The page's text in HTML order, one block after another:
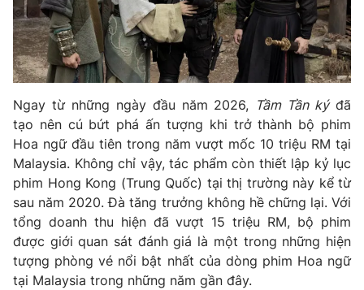
Phim VTV
Hậu trường
Nhân vật
Khán giả
Giải sao mai
Giải trí
Điện ảnh
Sao
Đời sống
Du lịch
Làm đẹp
Chất lượng cuộc sống
Giáo dục
Tuyển sinh
Học trực tuyến
Công nghệ
Hitech Công nghệ tương lai
Sản phẩm
Thị trường
Giao lưu trực tuyến
Lịch phát sóng
Ngay từ những ngày đầu năm 2026, Tầm Tần kýđã
tạo nên cú bứt phá ấn tượng khi trở thành bộ phim
Hoa ngữ đầu tiên trong năm vượt mốc 10 triệu RM tại
Malaysia. Không chỉ vậy, tác phẩm còn thiết lập kỷ lục
phim Hong Kong (Trung Quốc) tại thị trường này kể từ
sau năm 2020. Đà tăng trưởng không hề chững lại. Với
tổng doanh thu hiện đã vượt 15 triệu RM, bộ phim
được giới quan sát đánh giá là một trong những hiện
tượng phòng vé nổi bật nhất của dòng phim Hoa ngữ
tại Malaysia trong những năm gần đây.